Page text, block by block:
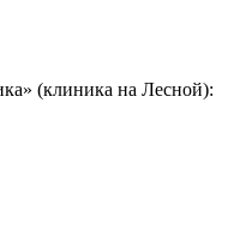
(клиника на Лесной):